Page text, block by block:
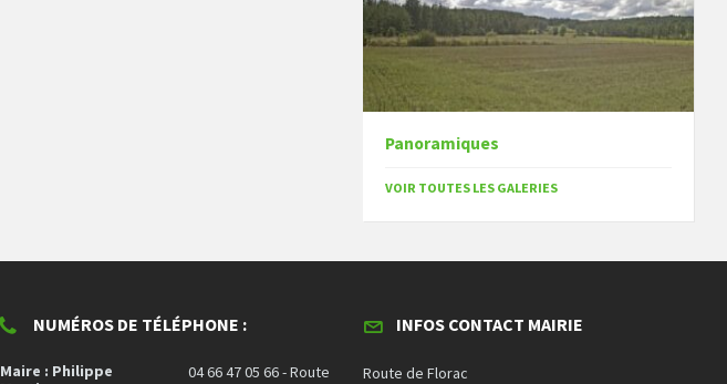
Panoramiques
VOIR TOUTES LES GALERIES
NUMÉROS DE TÉLÉPHONE :
Maire : Philippe
04 66 47 05 66 - Route
INFOS CONTACT MAIRIE
Route de Florac